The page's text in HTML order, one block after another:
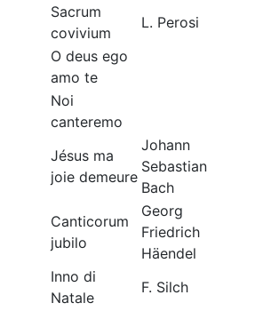
Sacrum
covivium
L. Perosi
O deus ego
amo te
Noi
canteremo
Jésus ma
joie demeure
Johann
Sebastian
Bach
Canticorum
jubilo
Georg
Friedrich
Häendel
Inno di
Natale
F. Silch